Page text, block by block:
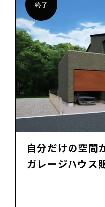
終了
自分だけの空間
ガレージハウス